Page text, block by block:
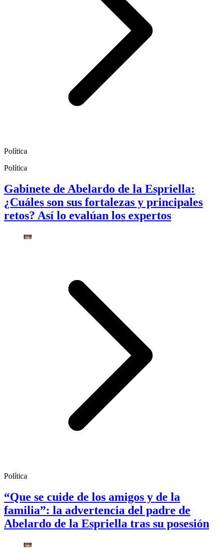
Política
Política
Gabinete de Abelardo de la Espriella:
¿Cuáles son sus fortalezas y principales
retos? Así lo evalúan los expertos
Política
“Que se cuide de los amigos y de la
familia”: la advertencia del padre de
Abelardo de la Espriella tras su posesión